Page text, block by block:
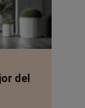
del